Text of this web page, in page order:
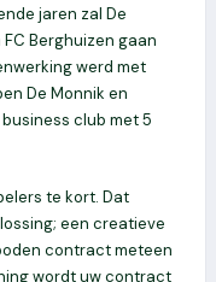
jaren zal De
Berghuizen gaan
werd met
De Monnik en
club met 5
te kort. Dat
een creatieve
contract meteen
wordt uw contract